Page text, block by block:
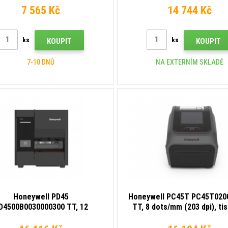
white
7 565 Kč
ks KOUPIT
7-10 DNŮ
Ethernet
14 744 Kč
ks KOUPIT
NA EXTERNÍM SKLADĚ
Honeywell PD45
TT, 12
Honeywell PC45T
TT, 8 dots/mm (203 dpi),